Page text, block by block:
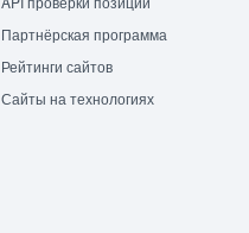
Партнёрская программа
Рейтинги сайтов
Сайты на технологиях